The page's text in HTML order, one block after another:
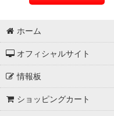
ホーム
オフィシャルサイト
情報板
ショッピングカート